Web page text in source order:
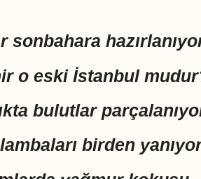
sonbahara
o eski İstanbul
bulutlar
birden